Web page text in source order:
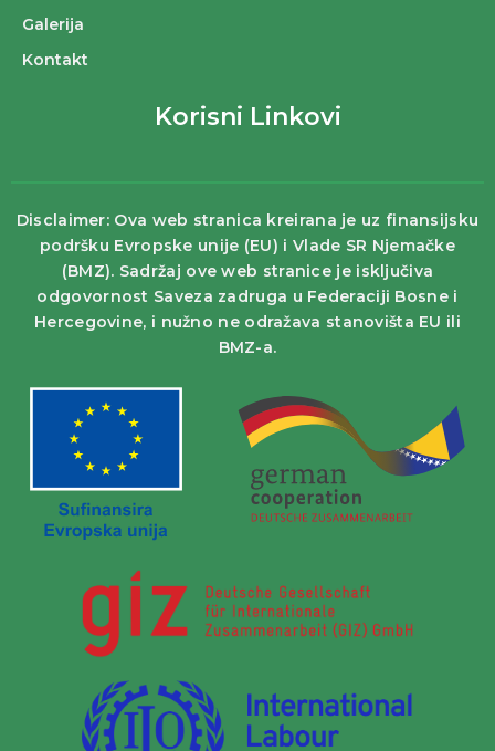
Galerija
Kontakt
Korisni Linkovi
Disclaimer: Ova web stranica kreirana je uz finansijsku
podršku Evropske unije (EU) i Vlade SR Njemačke
(BMZ). Sadržaj ove web stranice je isključiva
odgovornost Saveza zadruga u Federaciji Bosne i
Hercegovine, i nužno ne odražava stanovišta EU ili
BMZ-a.